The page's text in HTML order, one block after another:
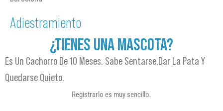
Adiestramiento
¿TIENES UNA MASCOTA?
Es Un Cachorro De 10 Meses. Sabe Sentarse,dar La Pata Y
Quedarse Quieto.
Registrarlo es muy sencillo.